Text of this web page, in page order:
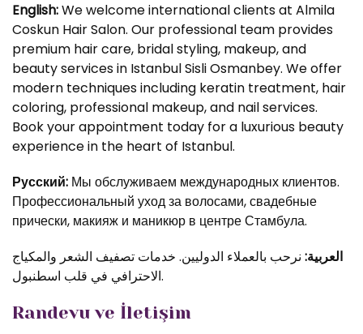
English:We welcome international clients at Almila
Coskun Hair Salon. Our professional team provides
premium hair care, bridal styling, makeup, and
beauty services in Istanbul Sisli Osmanbey. We offer
modern techniques including keratin treatment, hair
coloring, professional makeup, and nail services.
Book your appointment today for a luxurious beauty
experience in the heart of Istanbul.
Русский: Мы обслуживаем международных клиентов.
Профессиональный уход за волосами, свадебные
прически, макияж и маникюр в центре Стамбула.
العربية: نرحب بالعملاء الدوليين. خدمات تصفيف الشعر والمكياج
الاحترافي في قلب اسطنبول.
Randevu ve İletişim